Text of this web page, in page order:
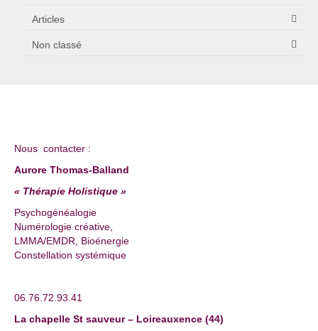
Articles
Non classé
Nous contacter :
Aurore Thomas-Balland
« Thérapie Holistique »
Psychogénéalogie
Numérologie créative,
LMMA/EMDR, Bioénergie
Constellation systémique
06.76.72.93.41
La chapelle St sauveur – Loireauxence (44)